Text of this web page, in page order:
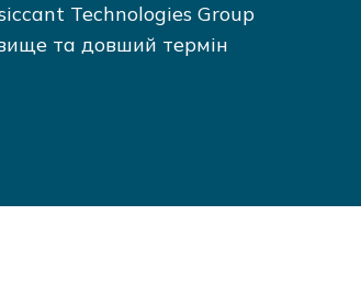
Technologies Group
та довший термін